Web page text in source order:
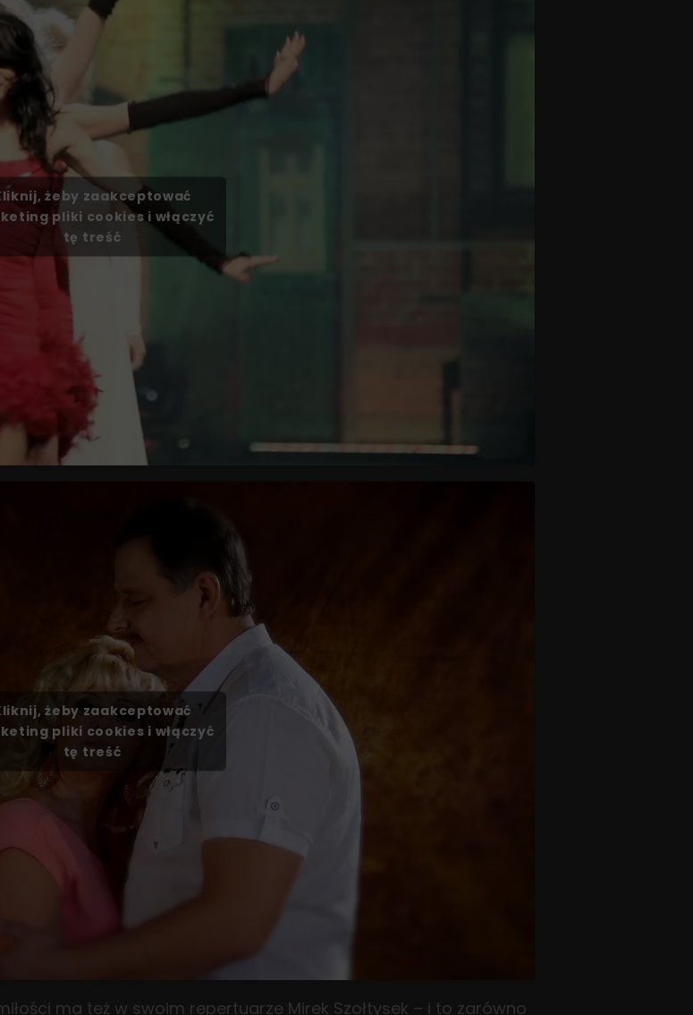
żeby zaakceptować
pliki cookies i włączyć
tę treść
żeby zaakceptować
pliki cookies i włączyć
tę treść
ma też w swoim repertuarze Mirek Szołtysek – i to zarówno